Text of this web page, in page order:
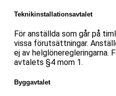
Teknikinstallationsavtalet
För anställda som går på
vissa förutsättningar.
ej av helglöneregleringarna.
avtalets §4 mom 1.
Byggavtalet